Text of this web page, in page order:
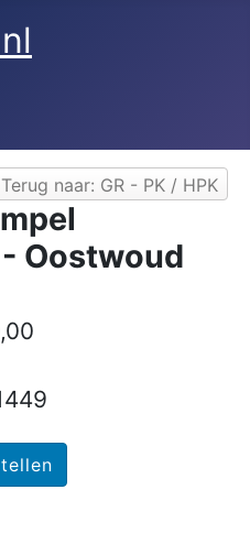
Terug naar: GR - PK / HPK
Oostwoud